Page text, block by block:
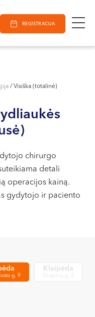
REGISTRACIJA
/ Visiška (totalinė)
chirurgo
detali
operacijos kainą.
gydytojo ir paciento
g. 9
Klaipėda
Dragūnų g. 2